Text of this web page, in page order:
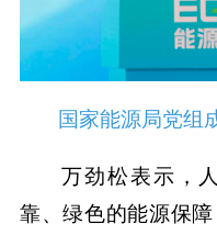
国家能源局党组
万劲松表示，
靠、绿色的能源保